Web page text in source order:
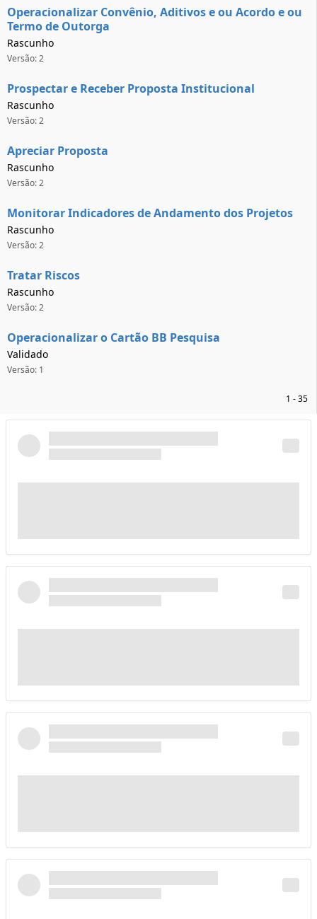
Operacionalizar Convênio, Aditivos e ou Acordo e ou
Termo de Outorga
Rascunho
Versão: 2
Prospectar e Receber Proposta Institucional
Rascunho
Versão: 2
Apreciar Proposta
Rascunho
Versão: 2
Monitorar Indicadores de Andamento dos Projetos
Rascunho
Versão: 2
Tratar Riscos
Rascunho
Versão: 2
Operacionalizar o Cartão BB Pesquisa
Validado
Versão: 1
1 - 35